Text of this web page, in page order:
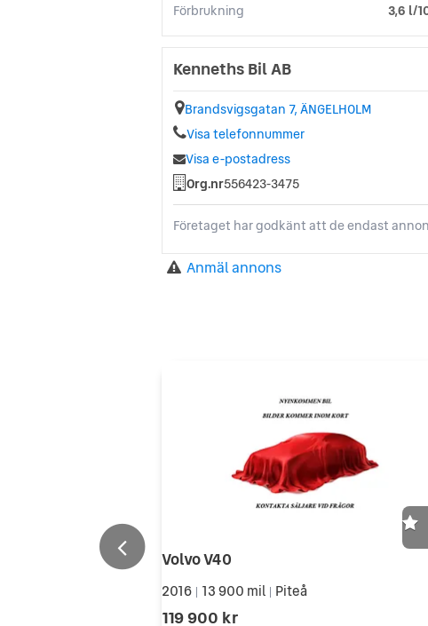
Förbrukning 3,6 l/
Kenneths Bil AB
Brandsvigsgatan 7, ÄNGELHOLM
Visa telefonnummer
Visa e-postadress
Org.nr556423-3475
Företaget har godkänt att de endast
Anmäl annons
Volvo V40
2016 13 900 mil Piteå
119 900 kr